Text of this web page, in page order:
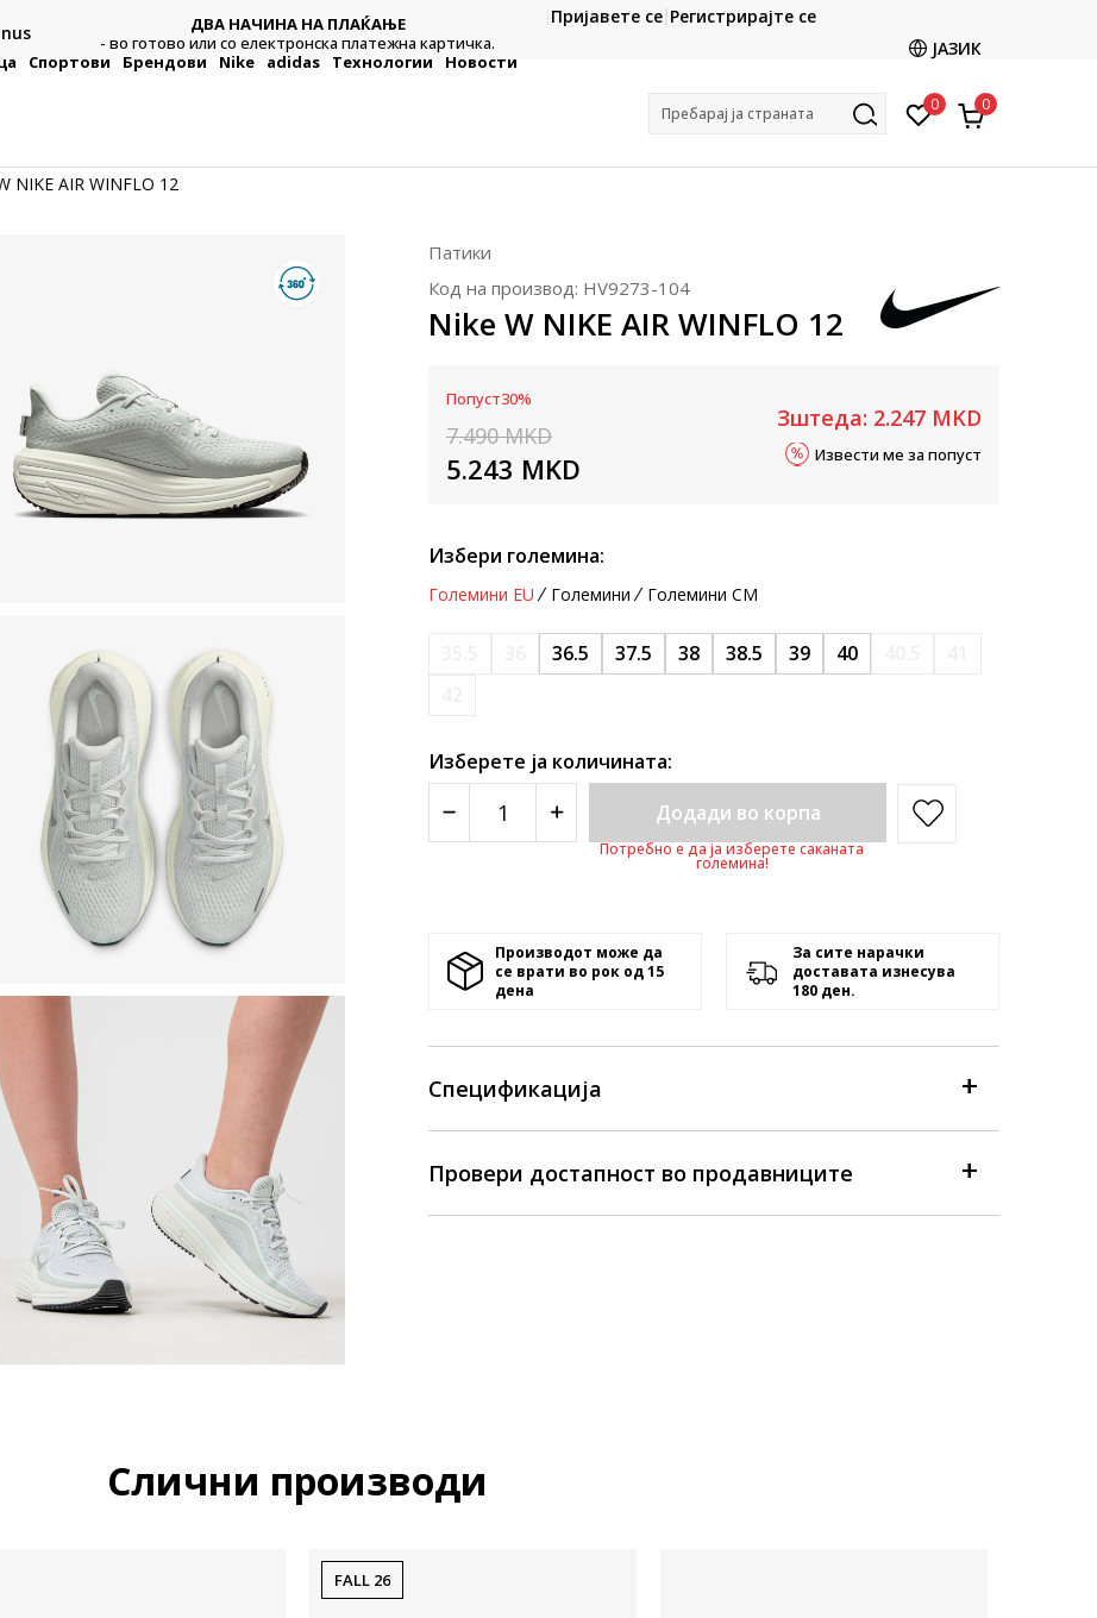
ДВА НАЧИНА НА ПЛАЌАЊЕ
- во готово или со електронска платежна картичка.
CLICK & COLLECT
Платете со картичка online и подигнете во продавницата
Пријавете се Регистрирајте се
ЈАЗИК
Спортови Брендови Nike adidas Технологии Новости
Пребарај ја страната 0 0
NIKE AIR WINFLO 12
Патики
Код на производ: HV9273-104
Nike W NIKE AIR WINFLO 12
Попуст30%
7.490 MKD
5.243 MKD
Зштеда: 2.247 MKD
Извести ме за попуст
Избери големина:
Големини EU Големини Големини CM
36.5 37.5 38 38.5 39 40
Изберете ја количината:
Додади во корпа
Потребно е да ја изберете саканата
големина!
Производот може да
се врати во рок од 15
денa
За сите нарачки
доставата изнесува
180 ден.
Спецификација
Провери достапност во продавниците
Слични производи
FALL 26